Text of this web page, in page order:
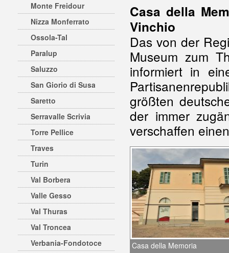
Monte Freidour
Nizza Monferrato
Ossola-Tal
Paralup
Saluzzo
San Giorio di Susa
Saretto
Serravalle Scrivia
Torre Pellice
Traves
Turin
Val Borbera
Valle Gesso
Val Thuras
Val Troncea
Verbania-Fondotoce
Casa della
Vinchio
Das von der
Museum zum
informiert in
größten
der immer
verschaffen
Casa della Memoria